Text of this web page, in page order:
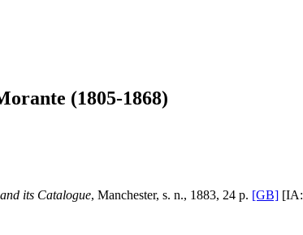
(1805-1868)
its Catalogue, Manchester, s. n., 1883, 24 p. [GB] [IA: